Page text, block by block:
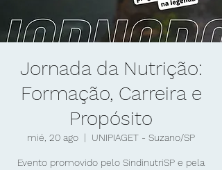
Jornada da Nutrição:
Formação, Carreira e
Propósito
mié, 20 ago
  |
UNIPIAGET - Suzano/SP
Evento promovido pelo SindinutriSP e pela